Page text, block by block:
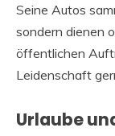
Seine Autos
sondern dienen
öffentlichen
Leidenschaft
Urlaube